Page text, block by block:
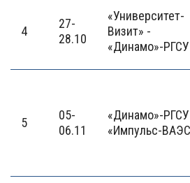
4
27-
28.10
«Университет-
Визит» -
«Динамо»-РГСУ
5
05-
06.11
«Динамо»-
«Импульс-